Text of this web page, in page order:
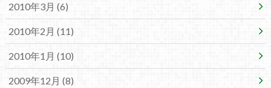
2010年3月 (6)
2010年2月 (11)
2010年1月 (10)
2009年12月 (8)